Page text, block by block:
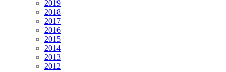
2019
2018
2017
2016
2015
2014
2013
2012